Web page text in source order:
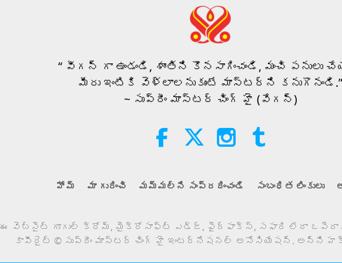
“ వీగన్ గా ఉండండి, శాంతిని కొనసాగించండి, మంచి పనులు
మీరు ఇంటికి వెళ్లాలనుకుంటే మాస్టర్‌ని కనుగొనండి.”
~ సుప్రీం మాస్టర్ చింగ్ హై (వేగన్)
హోమ్ మా గురించి మమ్మల్ని సంప్రదించండి సంబంధిత లింకులు
ఈ వెబ్సైట్ గూగుల్ క్రోమ్, మైక్రోసాఫ్ట్ ఎడ్జ్, ఫైర్ఫాక్స్, సఫారి లేదా ఒపెరాకు
కాపీరైట్ © సుప్రీం మాస్టర్ చింగ్ హై ఇంటర్నేషనల్ అసోసియేషన్. అన్ని